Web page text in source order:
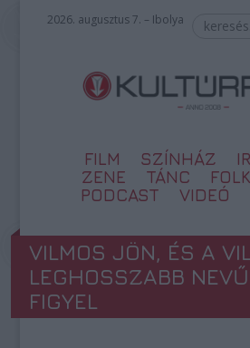
2026. augusztus 7. – Ibolya
FILM SZÍNHÁZ
ZENE
TÁNC FOLK
PODCAST
VIDEÓ
VILMOS JÖN, ÉS A
LEGHOSSZABB
FIGYEL